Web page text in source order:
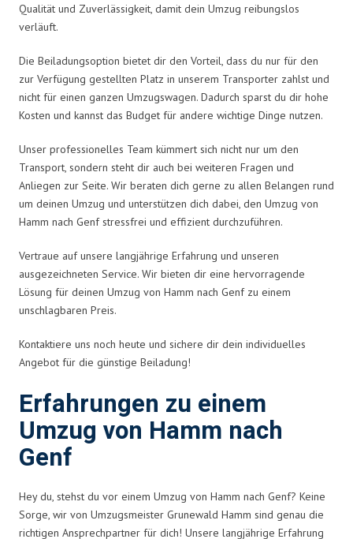
Qualität und Zuverlässigkeit, damit dein Umzug reibungslos
verläuft.
Die Beiladungsoption bietet dir den Vorteil, dass du nur für den
zur Verfügung gestellten Platz in unserem Transporter zahlst und
nicht für einen ganzen Umzugswagen. Dadurch sparst du dir hohe
Kosten und kannst das Budget für andere wichtige Dinge nutzen.
Unser professionelles Team kümmert sich nicht nur um den
Transport, sondern steht dir auch bei weiteren Fragen und
Anliegen zur Seite. Wir beraten dich gerne zu allen Belangen rund
um deinen Umzug und unterstützen dich dabei, den Umzug von
Hamm nach Genf stressfrei und effizient durchzuführen.
Vertraue auf unsere langjährige Erfahrung und unseren
ausgezeichneten Service. Wir bieten dir eine hervorragende
Lösung für deinen Umzug von Hamm nach Genf zu einem
unschlagbaren Preis.
Kontaktiere uns noch heute und sichere dir dein individuelles
Angebot für die günstige Beiladung!
Erfahrungen zu einem
Umzug von Hamm nach
Genf
Hey du, stehst du vor einem Umzug von Hamm nach Genf? Keine
Sorge, wir von Umzugsmeister Grunewald Hamm sind genau die
richtigen Ansprechpartner für dich! Unsere langjährige Erfahrung